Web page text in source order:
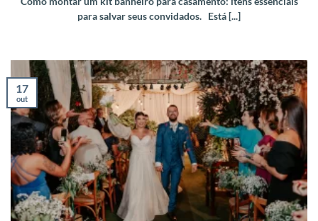
para salvar seus convidados. Está [...]
17
out